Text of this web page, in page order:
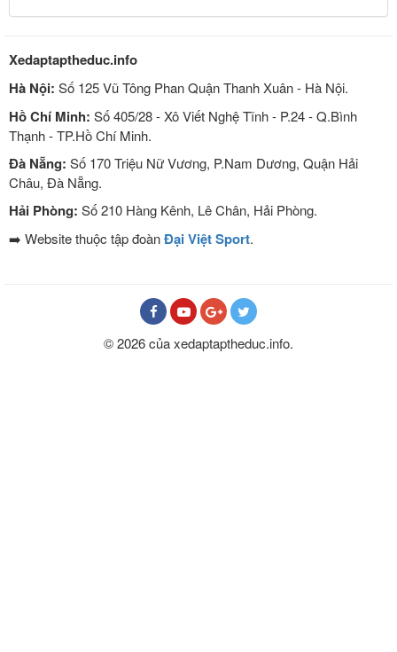
Xedaptaptheduc.info
Hà Nội: Số 125 Vũ Tông Phan Quận Thanh Xuân - Hà Nội.
Hồ Chí Minh: Số 405/28 - Xô Viết Nghệ Tĩnh - P.24 - Q.Bình
Thạnh - TP.Hồ Chí Minh.
Đà Nẵng: Số 170 Triệu Nữ Vương, P.Nam Dương, Quận Hải
Châu, Đà Nẵng.
Hải Phòng: Số 210 Hàng Kênh, Lê Chân, Hải Phòng.
➡️ Website thuộc tập đoànĐại Việt Sport.
© 2026 của xedaptaptheduc.info.